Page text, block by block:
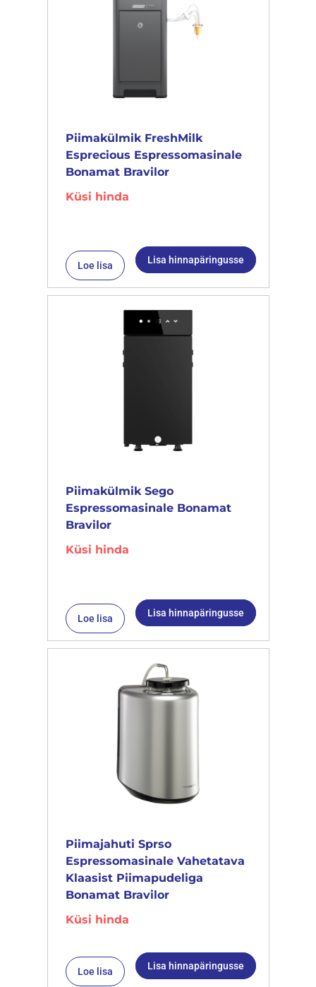
Piimakülmik FreshMilk
Esprecious Espressomasinale
Bonamat Bravilor
Küsi hinda
Loe lisa Lisa hinnapäringusse
Piimakülmik Sego
Espressomasinale Bonamat
Bravilor
Küsi hinda
Loe lisa Lisa hinnapäringusse
Piimajahuti Sprso
Espressomasinale Vahetatava
Klaasist Piimapudeliga
Bonamat Bravilor
Küsi hinda
Loe lisa Lisa hinnapäringusse